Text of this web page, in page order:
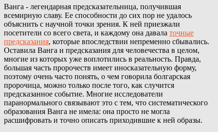
Ванга - легендарная предсказательница, получившая
всемирную славу. Ее способности до сих пор не удалось
объяснить с научной точки зрения. К ней приезжали
посетители со всего света, и каждому она давала точные
предсказания, которые впоследствии непременно сбывались.
Оставила Ванга и предсказания для человечества в целом,
многие из которых уже воплотились в реальность. Правда,
большая часть пророчеств имеет иносказательную форму,
поэтому очень часто понять, о чем говорила болгарская
пророчица, можно только после того, как случится
предсказанное событие. Многие исследователи
паранормального связывают это с тем, что систематического
образования Ванга не имела: она просто не могла
расшифровать и точно описать приходившие к ней образы.